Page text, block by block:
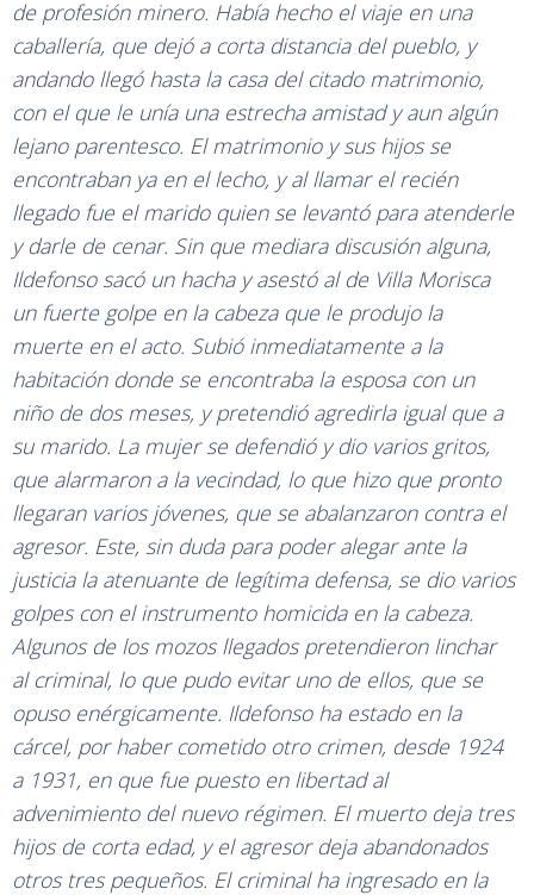
de profesión minero. Había hecho el viaje en una
caballería, que dejó a corta distancia del pueblo, y
andando llegó hasta la casa del citado matrimonio,
con el que le unía una estrecha amistad y aun algún
lejano parentesco. El matrimonio y sus hijos se
encontraban ya en el lecho, y al llamar el recién
llegado fue el marido quien se levantó para atenderle
y darle de cenar. Sin que mediara discusión alguna,
Ildefonso sacó un hacha y asestó al de Villa Morisca
un fuerte golpe en la cabeza que le produjo la
muerte en el acto. Subió inmediatamente a la
habitación donde se encontraba la esposa con un
niño de dos meses, y pretendió agredirla igual que a
su marido. La mujer se defendió y dio varios gritos,
que alarmaron a la vecindad, lo que hizo que pronto
llegaran varios jóvenes, que se abalanzaron contra el
agresor. Este, sin duda para poder alegar ante la
justicia la atenuante de legítima defensa, se dio varios
golpes con el instrumento homicida en la cabeza.
Algunos de los mozos llegados pretendieron linchar
al criminal, lo que pudo evitar uno de ellos, que se
opuso enérgicamente. Ildefonso ha estado en la
cárcel, por haber cometido otro crimen, desde 1924
a 1931, en que fue puesto en libertad al
advenimiento del nuevo régimen. El muerto deja tres
hijos de corta edad, y el agresor deja abandonados
otros tres pequeños. El criminal ha ingresado en la